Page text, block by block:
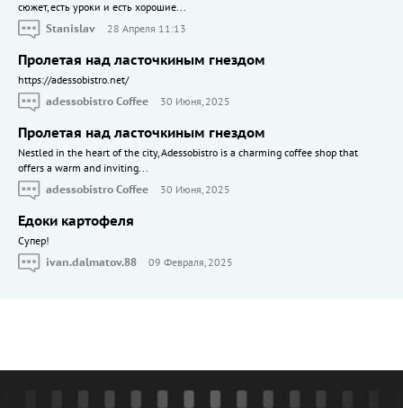
сюжет, есть уроки и есть хорошие...
Stanislav
28 Апреля 11:13
Пролетая над ласточкиным гнездом
https://adessobistro.net/
adessobistro Coffee
30 Июня, 2025
Пролетая над ласточкиным гнездом
Nestled in the heart of the city, Adessobistro is a charming coffee shop that
offers a warm and inviting...
adessobistro Coffee
30 Июня, 2025
Едоки картофеля
Cупер!
ivan.dalmatov.88
09 Февраля, 2025